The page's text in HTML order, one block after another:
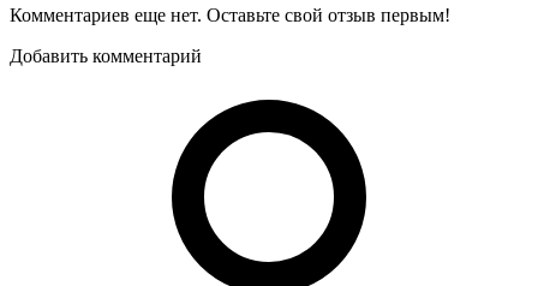
Комментариев еще нет. Оставьте свой отзыв первым!
Добавить комментарий